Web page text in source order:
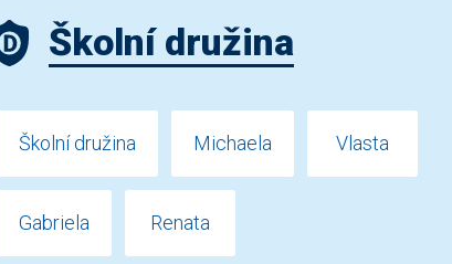
Školní družina
Školní družina Michaela Vlasta
Gabriela Renata